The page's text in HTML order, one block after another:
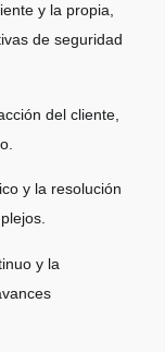
y la propia,
de seguridad
del cliente,
y la resolución
y la